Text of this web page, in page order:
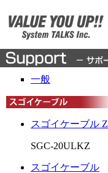
一般
スゴイケーブル Z
SGC-20ULKZ
スゴイケーブル